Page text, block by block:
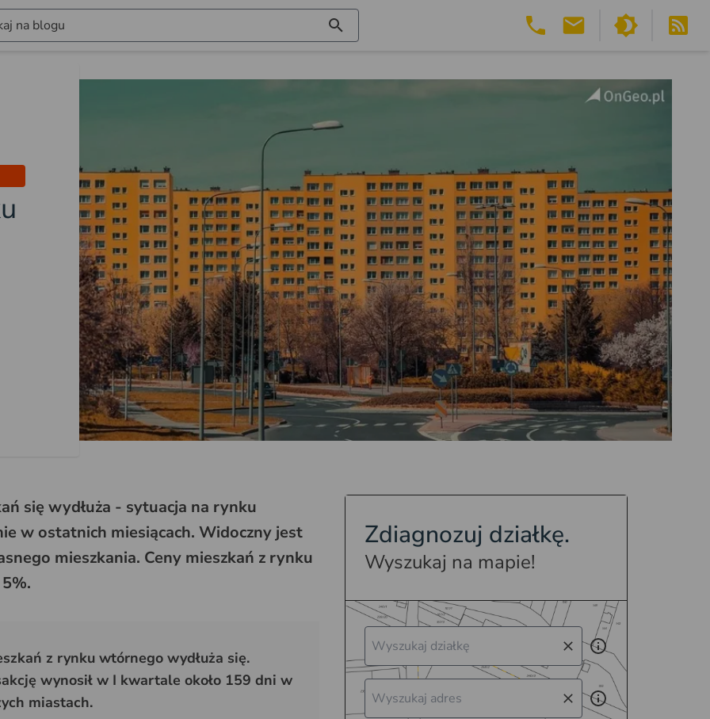
na blogu
się wydłuża - sytuacja na rynku
w ostatnich miesiącach. Widoczny jest
mieszkania. Ceny mieszkań z rynku
z rynku wtórnego wydłuża się.
wynosił w I kwartale około 159 dni w
miastach.
Zdiagnozuj działkę.
Wyszukaj na mapie!